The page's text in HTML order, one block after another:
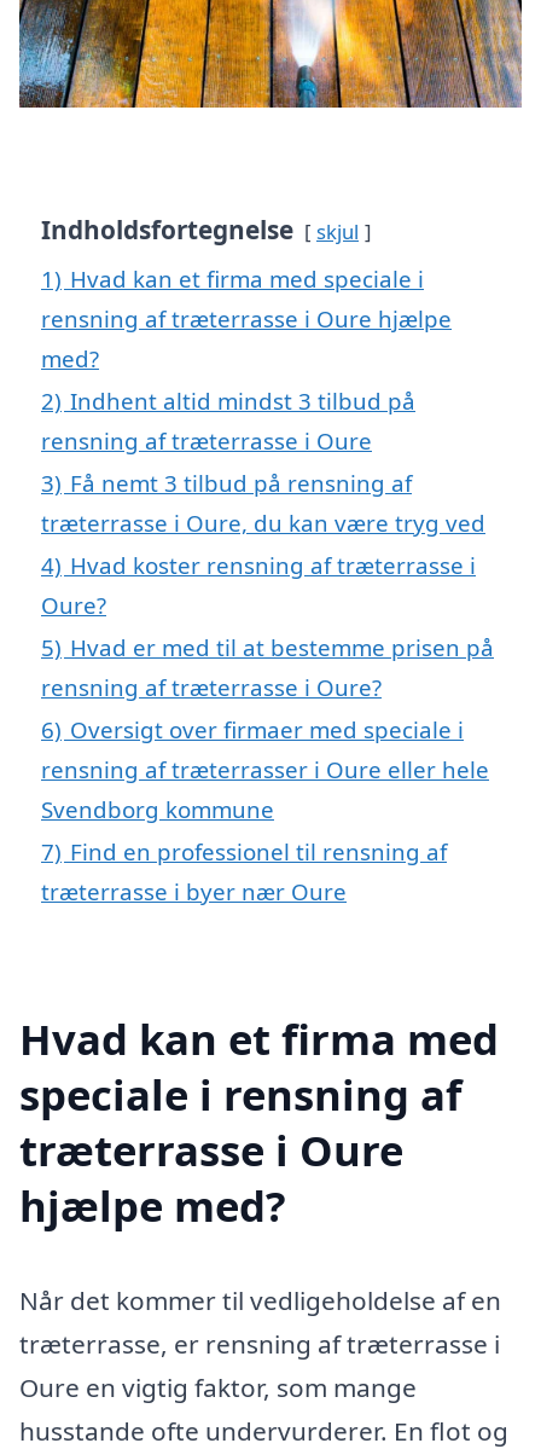
Indholdsfortegnelse skjul
1) Hvad kan et firma med speciale i
rensning af træterrasse i Oure hjælpe
med?
2) Indhent altid mindst 3 tilbud på
rensning af træterrasse i Oure
3) Få nemt 3 tilbud på rensning af
træterrasse i Oure, du kan være tryg ved
4) Hvad koster rensning af træterrasse i
Oure?
5) Hvad er med til at bestemme prisen på
rensning af træterrasse i Oure?
6) Oversigt over firmaer med speciale i
rensning af træterrasser i Oure eller hele
Svendborg kommune
7) Find en professionel til rensning af
træterrasse i byer nær Oure
Hvad kan et firma med
speciale i rensning af
træterrasse i Oure
hjælpe med?
Når det kommer til vedligeholdelse af en
træterrasse, er rensning af træterrasse i
Oure en vigtig faktor, som mange
husstande ofte undervurderer. En flot og